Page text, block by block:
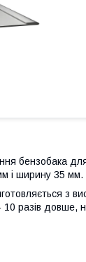
бензобака
ширину 35 мм.
з
разів довше,